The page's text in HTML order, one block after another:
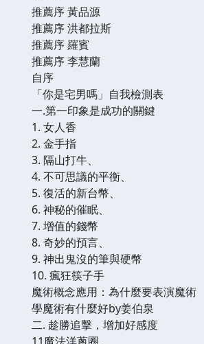
推薦序 黃品源
推薦序 洪都拉斯
推薦序 羅賓
推薦序 李慧蘭
自序
「你是宅男嗎」自我檢測表
一.第一印象是成功的關鍵
1. 女人香
2. 金手指
3. 隔山打牛、
4. 不可思議的平衡、
5. 復活的新台幣、
6. 神秘的催眠、
7. 增值的錢幣
8. 奇妙的預言、
9. 神出鬼沒的筆與硬幣
10. 瘋狂筷子手
魔術概念應用：為什麼要表演魔術
學魔術有什麼好by姜伯泉
二. 趁勝追擊，增加好感度